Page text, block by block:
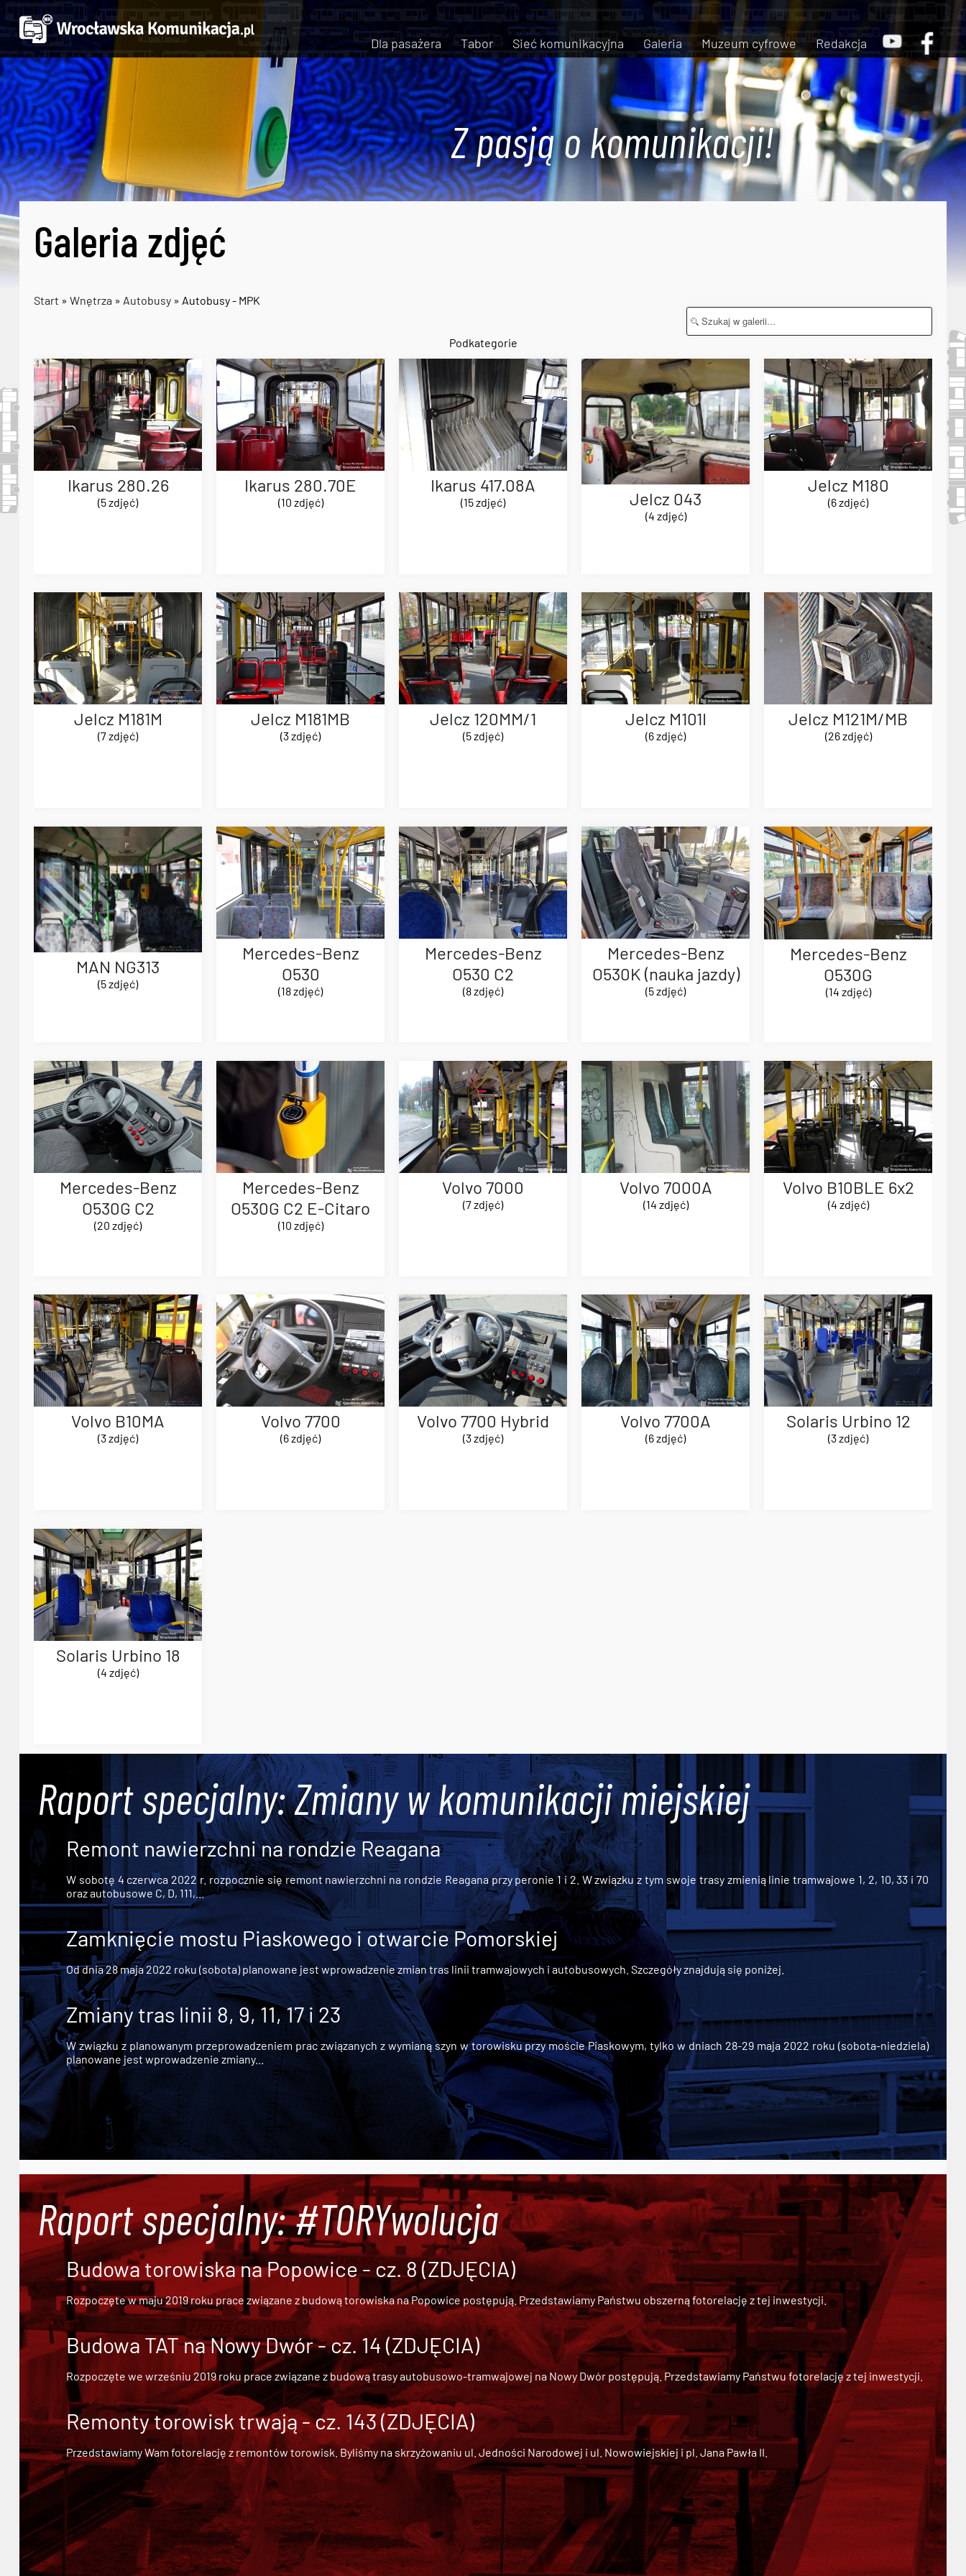
Dla pasażera Tabor Sieć komunikacyjna Galeria Muzeum cyfrowe Redakcja
Z pasją o komunikacji!
Galeria zdjęć
Start » Wnętrza » Autobusy » Autobusy - MPK
Podkategorie
Ikarus 280.26
(5 zdjęć)
Ikarus 280.70E
(10 zdjęć)
Ikarus 417.08A
(15 zdjęć) Jelcz 043
(4 zdjęć)
Jelcz M180
(6 zdjęć)
Jelcz M181M
(7 zdjęć)
Jelcz M181MB
(3 zdjęć)
Jelcz 120MM/1
(5 zdjęć)
Jelcz M101I
(6 zdjęć)
Jelcz M121M/MB
(26 zdjęć)
MAN NG313
(5 zdjęć)
Mercedes-Benz
O530
(18 zdjęć)
Mercedes-Benz
O530 C2
(8 zdjęć)
Mercedes-Benz
O530K (nauka jazdy)
(5 zdjęć)
Mercedes-Benz
O530G
(14 zdjęć)
Mercedes-Benz
O530G C2
(20 zdjęć)
Mercedes-Benz
O530G C2 E-Citaro
(10 zdjęć)
Volvo 7000
(7 zdjęć)
Volvo 7000A
(14 zdjęć)
Volvo B10BLE 6x2
(4 zdjęć)
Volvo B10MA
(3 zdjęć)
Volvo 7700
(6 zdjęć)
Volvo 7700 Hybrid
(3 zdjęć)
Volvo 7700A
(6 zdjęć)
Solaris Urbino 12
(3 zdjęć)
Solaris Urbino 18
(4 zdjęć)
Raport specjalny: Zmiany w komunikacji miejskiej
Remont nawierzchni na rondzie Reagana
W sobotę 4 czerwca 2022 r. rozpocznie się remont nawierzchni na rondzie Reagana przy peronie 1 i 2. W związku z tym swoje trasy zmienią linie tramwajowe 1, 2, 10, 33 i 70
oraz autobusowe C, D, 111,...
Zamknięcie mostu Piaskowego i otwarcie Pomorskiej
Od dnia 28 maja 2022 roku (sobota) planowane jest wprowadzenie zmian tras linii tramwajowych i autobusowych. Szczegóły znajdują się poniżej.
Zmiany tras linii 8, 9, 11, 17 i 23
W związku z planowanym przeprowadzeniem prac związanych z wymianą szyn w torowisku przy moście Piaskowym, tylko w dniach 28-29 maja 2022 roku (sobota-niedziela)
planowane jest wprowadzenie zmiany...
Raport specjalny: #TORYwolucja
Budowa torowiska na Popowice - cz. 8 (ZDJĘCIA)
Rozpoczęte w maju 2019 roku prace związane z budową torowiska na Popowice postępują. Przedstawiamy Państwu obszerną fotorelację z tej inwestycji.
Budowa TAT na Nowy Dwór - cz. 14 (ZDJĘCIA)
Rozpoczęte we wrześniu 2019 roku prace związane zbudową trasy autobusowo-tramwajowej na Nowy Dwórpostępują. Przedstawiamy Państwu fotorelację z tej inwestycji.
Remonty torowisk trwają - cz. 143 (ZDJĘCIA)
Przedstawiamy Wam fotorelację z remontów torowisk. Byliśmy na skrzyżowaniu ul. Jedności Narodowej i ul. Nowowiejskiej i pl. Jana Pawła II.